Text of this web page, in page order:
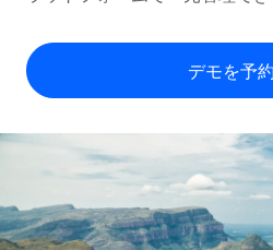
グローバル展開をコストをかけ
Contractor of Record
世界中の契約社員と法令を遵守
世界中の契約社員をオンボーデ
複雑な雇用関連業務を外部委託
Remoteを他社と比較
スタートアップ
従業員コスト計算ツール
契約社員の報酬計算ツール
グローバルな契約社員向けに、
ドを確認する
English
Nederlands
Français
ログイ
デモを予約